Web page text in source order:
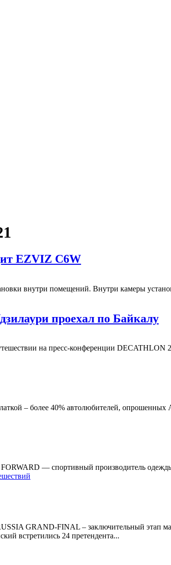
EZVIZ C6W
внутри помещений. Внутри камеры
проехал по Байкалу
на пресс-конференции DECATHLON
– более 40% автолюбителей, опрошенных
— спортивный производитель
GRAND-FINAL – заключительный этап
встретились 24 претендента...